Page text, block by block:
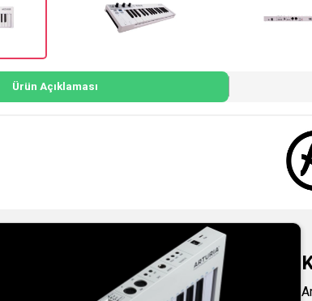
Ürün Açıklaması